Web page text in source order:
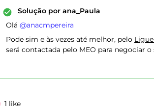
Solução por ana_Paula
Olá ​ @anacmpereira
Pode sim e às vezes até melhor, pelo
será contactada pelo MEO para negociar
1 like